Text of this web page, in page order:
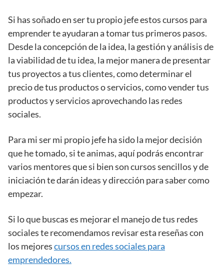
Si has soñado en ser tu propio jefe estos cursos para
emprender te ayudaran a tomar tus primeros pasos.
Desde la concepción de la idea, la gestión y análisis de
la viabilidad de tu idea, la mejor manera de presentar
tus proyectos a tus clientes, como determinar el
precio de tus productos o servicios, como vender tus
productos y servicios aprovechando las redes
sociales.
Para mi ser mi propio jefe ha sido la mejor decisión
que he tomado, si te animas, aquí podrás encontrar
varios mentores que si bien son cursos sencillos y de
iniciación te darán ideas y dirección para saber como
empezar.
Si lo que buscas es mejorar el manejo de tus redes
sociales te recomendamos revisar esta reseñas con
los mejorescursos en redes sociales para
emprendedores.